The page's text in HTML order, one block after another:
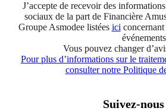
J’accepte de recevoir des
sociaux de la part de Financière
Groupe Asmodee listées ici
Vous pouvez changer
Pour plus d’informations sur le
consulter notre Politique
Suivez-nous